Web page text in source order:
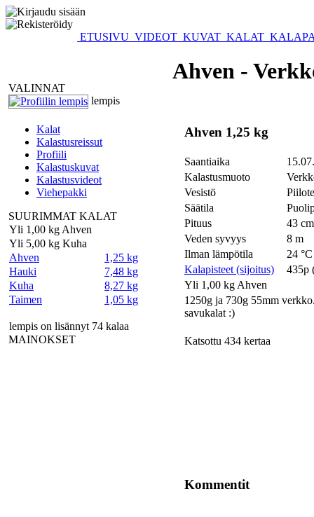
ETUSIVU VIDEOT KUVAT KALAT
VALINNAT
lempis
Kalat
Kalastusreissut
Profiili
Kalastuskuvat
Kalastusvideot
Viehepakki
SUURIMMAT KALAT
Yli 1,00 kg Ahven
Yli 5,00 kg Kuha
Ahven
1,25 kg
Hauki
7,48 kg
Kuha
8,27 kg
Taimen
1,05 kg
lempis on lisännyt 74 kalaa
MAINOKSET
Ahven -
Ahven 1,25 kg
Saantiaika
Kalastusmuoto
Vesistö
Säätila
Pituus
43 cm
Veden syvyys
8 m
Ilman lämpötila
24 °C
Kalapisteet (sijoitus)
435p
Yli 1,00 kg Ahven
1250g ja 730g 55mm
savukalat :)
Katsottu 434 kertaa
Kommentit